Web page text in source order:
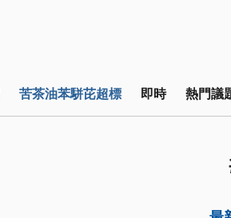
苦茶油苯駢芘超標 即時 熱門議